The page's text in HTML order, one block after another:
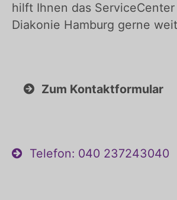
hilft Ihnen das
Diakonie Hamburg gerne
Zum Kontaktformular
Telefon: 040 237243040